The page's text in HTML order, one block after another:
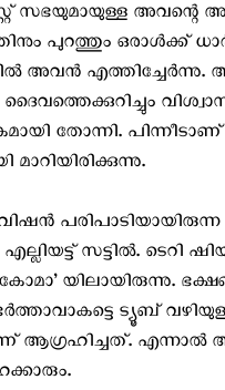
സഭയുമായുള്ള അവന്റെ
പുറത്തും ഒരാള്‍ക്ക്
അവന്‍ എത്തിച്ചേര്‍ന്നു.
തോന്നി.
മാറിയിരിക്കുന്നു.
സട്ടില്‍. ടെറി
യിലായിരുന്നു.
ട്യൂബ്
ആഗ്രഹിച്ചത്. എന്നാല്‍